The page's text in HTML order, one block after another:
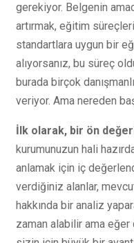
gerekiyor. Belgenin
artırmak, eğitim
standartlara uygun bir
alıyorsanız, bu süreç
burada birçok
veriyor. Ama nereden
İlk olarak, bir ön
kurumunuzun hali
anlamak için iç
verdiğiniz alanlar,
hakkında bir analiz
zaman alabilir ama eğer